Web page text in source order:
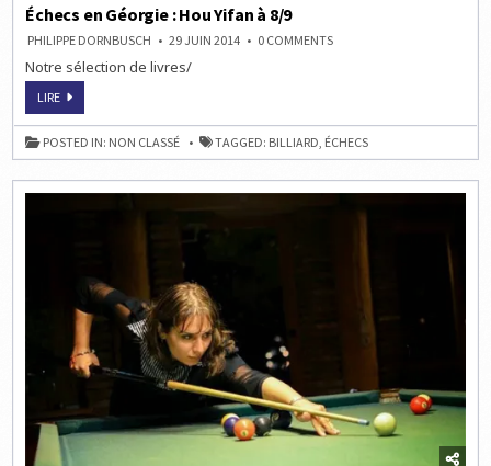
Échecs en Géorgie : Hou Yifan à 8/9
PHILIPPE DORNBUSCH 29 JUIN 2014 0 COMMENTSON
À
8/9
Notre sélection de livres/
LIREÉCHECS
GÉORGIE
:
HOU
YIFAN
POSTED IN: NON CLASSÉ TAGGED: BILLIARD, ÉCHECS